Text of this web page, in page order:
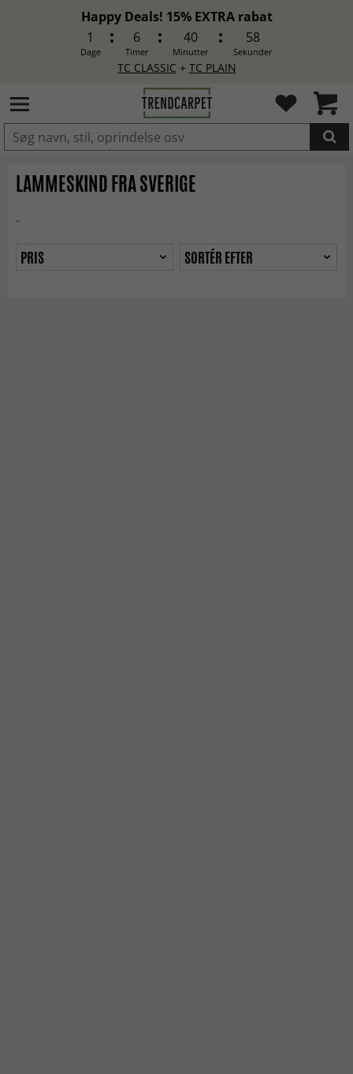
Happy Deals! 15% EXTRA rabat
1
Dage
6
Timer
40
Minutter
58
Sekunder
TC CLASSIC + TC PLAIN
LAGT I INDKØBSKURVEN.
LAMMESKIND FRA SVERIGE
-
PRIS SORTÉR EFTER